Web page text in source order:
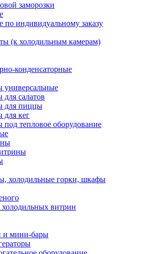
заморозки
индивидуальному заказу
(к холодильным камерам)
конденсаторные
универсальные
салатов
для пиццы
для кег
тепловое оборудование
холодильные горки, шкафы
витрин
и мини-бары